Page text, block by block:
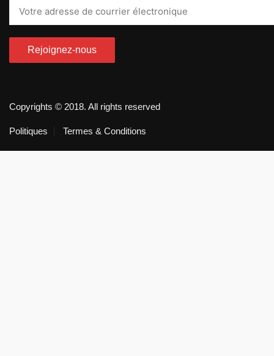
Copyrights © 2018. All rights reserved
Politiques Termes & Conditions